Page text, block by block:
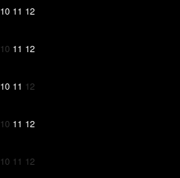
10 11 12
10 11 12
10 11 12
10 11 12
10 11 12